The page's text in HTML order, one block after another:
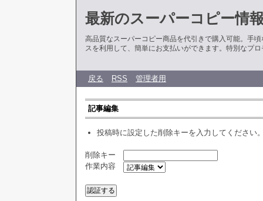
最新のスーパーコピー情
高品質なスーパーコピー商品を代引きで購入可能。手
スを利用して、簡単にお支払いができます。特別なプ
戻る RSS 管理者用
記事編集
投稿時に設定した削除キーを入力してください
削除キー
作業内容